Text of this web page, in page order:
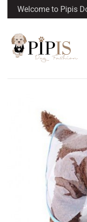
Welcome to Pipis